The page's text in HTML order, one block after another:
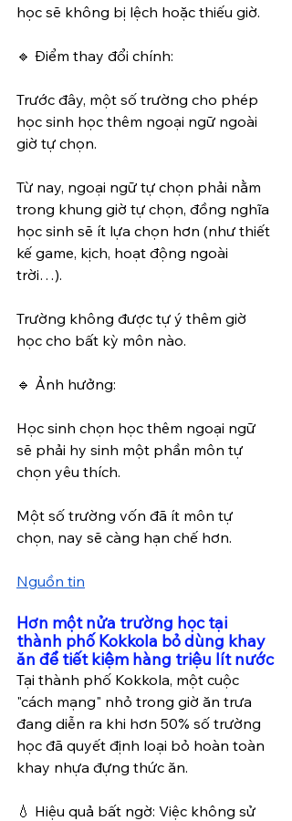
học sẽ không bị lệch hoặc thiếu giờ.
🔹 Điểm thay đổi chính:
Trước đây, một số trường cho phép
học sinh học thêm ngoại ngữ ngoài
giờ tự chọn.
Từ nay, ngoại ngữ tự chọn phải nằm
trong khung giờ tự chọn, đồng nghĩa
học sinh sẽ ít lựa chọn hơn (như thiết
kế game, kịch, hoạt động ngoài
trời…).
Trường không được tự ý thêm giờ
học cho bất kỳ môn nào.
🔹 Ảnh hưởng:
Học sinh chọn học thêm ngoại ngữ
sẽ phải hy sinh một phần môn tự
chọn yêu thích.
Một số trường vốn đã ít môn tự
chọn, nay sẽ càng hạn chế hơn.
Nguồn tin
Hơn một nửa trường học tại
thành phố Kokkola bỏ dùng khay
ăn để tiết kiệm hàng triệu lít nước
Tại thành phố Kokkola, một cuộc
"cách mạng" nhỏ trong giờ ăn trưa
đang diễn ra khi hơn 50% số trường
học đã quyết định loại bỏ hoàn toàn
khay nhựa đựng thức ăn.
💧 Hiệu quả bất ngờ: Việc không sử